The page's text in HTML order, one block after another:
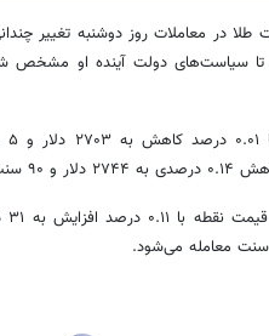
طلا در معاملات روز دوشنبه تغییر
تا سیاست‌های دولت آینده او مشخص
است.